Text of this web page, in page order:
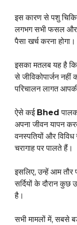
इस कारण से पशु
लगभग सभी फसल और
पैसा खर्च करना होगा।
इसका मतलब यह है
से जीविकोपार्जन
परिचालन लागत
ऐसे कई Bhed
अपना जीवन यापन
वनस्पतियों और
चरागाह पर पालते हैं।
इसलिए, उन्हें आम तौर
सर्दियों के दौरान कुछ
है।
सभी मामलों में, सबसे